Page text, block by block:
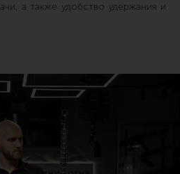
а также удобство удержания и